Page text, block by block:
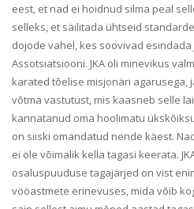
eest, et nad ei hoidnud silma peal
selleks, et säilitada ühtseid
dojode vahel, kes soovivad esindada
Assotsiatsiooni. JKA oli minevikus
karated tõelise misjonäri agarusega,
võtma vastutust, mis kaasneb selle
kannatanud oma hoolimatu
on siiski omandatud nende käest.
ei ole võimalik kella tagasi keerata.
osaluspuuduse tagajärjed on vist
vööastmete erinevuses, mida võib